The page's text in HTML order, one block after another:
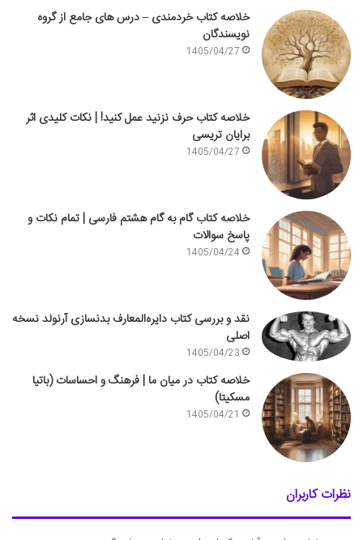
خلاصه کتاب خردمندی – درس های جامع از گروه
نویسندگان
1405/04/27
خلاصه کتاب حرف نزنید عمل کنید! | نکات کلیدی اثر
برایان تریسی
1405/04/27
خلاصه کتاب گام به گام هشتم فارسی | تمام نکات و
پاسخ سوالات
1405/04/24
نقد و بررسی کتاب دایره‌المعارف بدنسازی آرنولد نسخه
اصلی
1405/04/23
خلاصه کتاب در میان ما | فرهنگ و احساسات (باتیا
مسکیتا)
1405/04/21
نظرات کاربران